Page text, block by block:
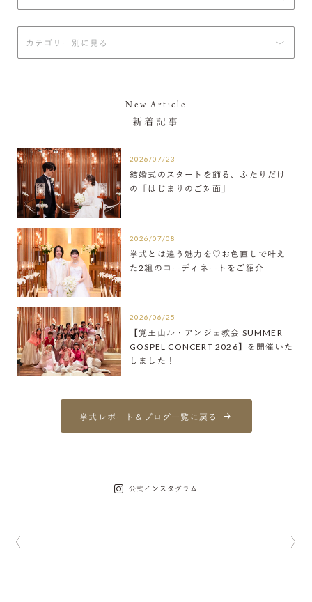
New Article
新着記事
2026/07/23
結婚式のスタートを飾る、ふたりだけ
の「はじまりのご対面」
2026/07/08
挙式とは違う魅力を♡お色直しで叶え
た2組のコーディネートをご紹介
2026/06/25
【覚王山ル・アンジェ教会 SUMMER
GOSPEL CONCERT 2026】を開催いた
しました！
挙式レポート＆ブログ一覧に戻る
公式インスタグラム